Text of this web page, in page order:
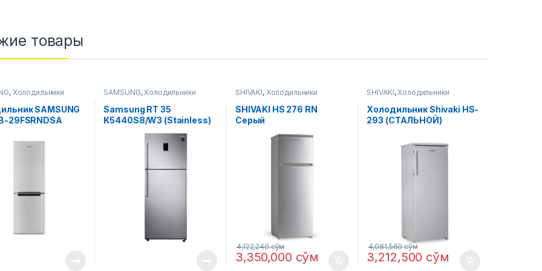
товары
, Холодильники
SAMSUNG
29FSRNDSA
SAMSUNG,Холодильники
Samsung RT 35
K5440S8/W3 (Stainless)
SHIVAKI, Холодильники
SHIVAKI HS 276 RN
Серый
3,350,000 сўм
4,122,240сўм
SHIVAKI,Холодильники
Холодильник Shivaki HS-
293 (СТАЛЬНОЙ)
3,212,500 сўм
4,081,560сўм